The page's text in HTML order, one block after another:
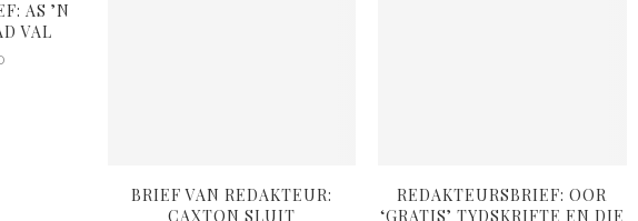
AS ’N
VAL
BRIEF VAN REDAKTEUR:
CAXTON SLUIT
REDAKTEURSBRIEF: OOR
‘GRATIS’ TYDSKRIFTE EN DIE